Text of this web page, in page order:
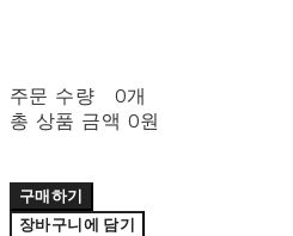
주문 수량
0개
총 상품 금액 0원
구매하기
장바구니에 담기